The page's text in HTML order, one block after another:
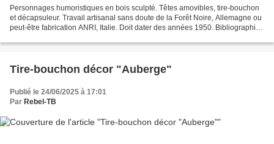
Personnages humoristiques en bois sculpté. Têtes amovibles, tire-bouchon
et décapsuleur. Travail artisanal sans doute de la Forêt Noire, Allemagne ou
peut-être fabrication ANRI, Italie. Doit dater des années 1950. Bibliographie:
Tire-bouchon décor "Auberge"
Publié le 24/06/2025 à 17:01
Par Rebel-TB